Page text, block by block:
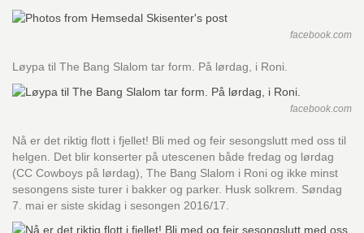
facebook.com
Løypa til The Bang Slalom tar form. På lørdag, i Roni.
facebook.com
Nå er det riktig flott i fjellet! Bli med og feir sesongslutt med oss til
helgen. Det blir konserter på utescenen både fredag og lørdag
(CC Cowboys på lørdag), The Bang Slalom i Roni og ikke minst
sesongens siste turer i bakker og parker. Husk solkrem. Søndag
7. mai er siste skidag i sesongen 2016/17.